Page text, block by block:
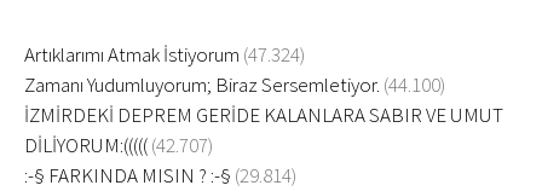
Artıklarımı Atmak İstiyorum (47.324)
Zamanı Yudumluyorum; Biraz Sersemletiyor. (44.100)
İZMİRDEKİ DEPREM GERİDE KALANLARA SABIR VE UMUT
DİLİYORUM:((((((42.707)
:-§ FARKINDA MISIN ? :-§ (29.814)